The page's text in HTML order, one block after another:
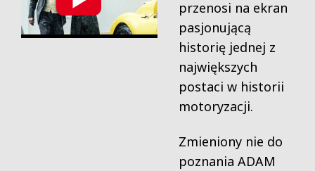
przenosi na ekran
pasjonującą
historię jednej z
największych
postaci w historii
motoryzacji.
Zmieniony nie do
poznania ADAM